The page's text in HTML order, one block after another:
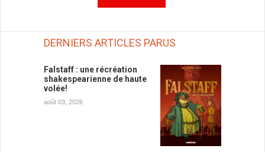
DERNIERS ARTICLES PARUS
Falstaff : une récréation
shakespearienne de haute
volée!
août 03, 2026